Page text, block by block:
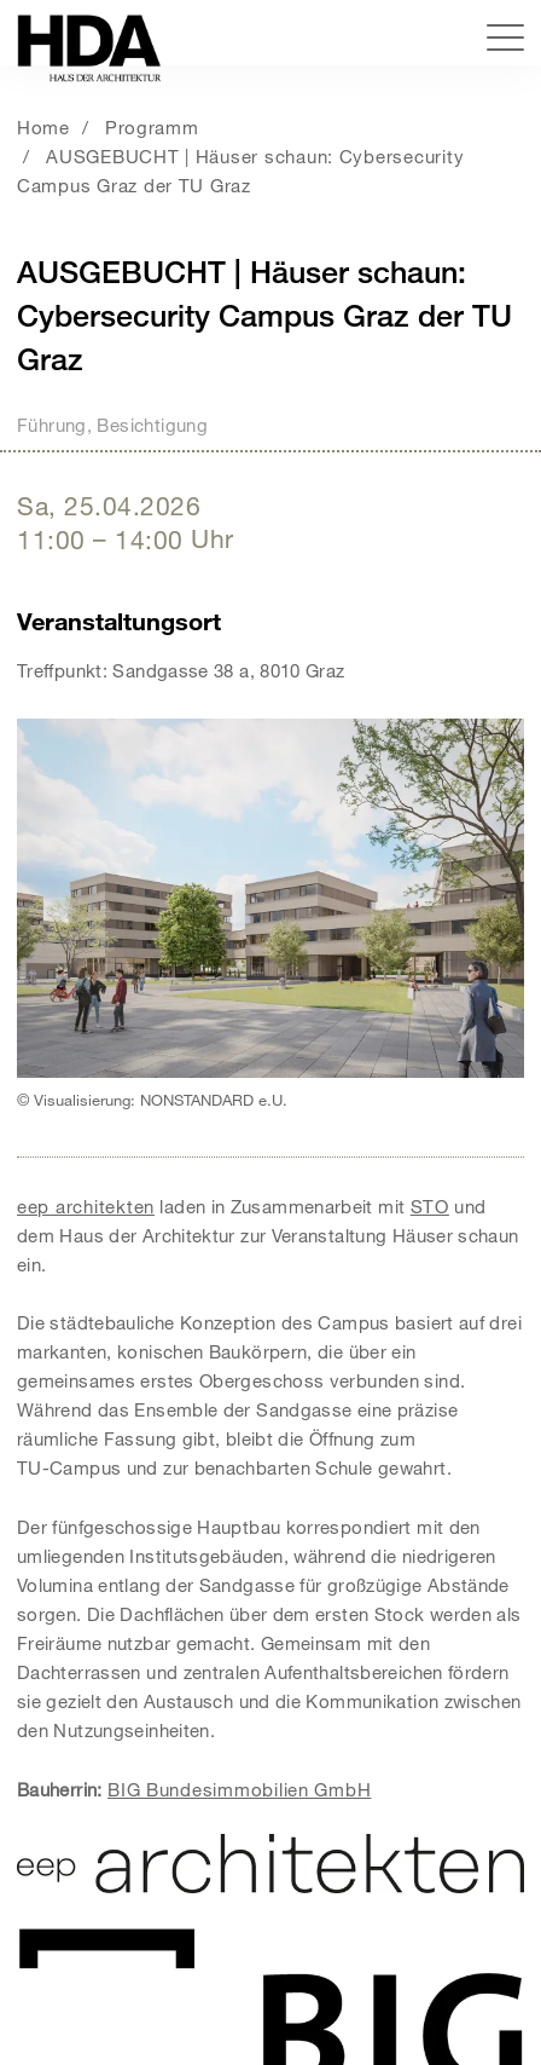
Home
Programm
AUSGEBUCHT | Häuser schaun: Cybersecurity
Campus Graz der TU Graz
AUSGEBUCHT | Häuser schaun:
Cybersecurity Campus Graz der TU
Graz
Führung, Besichtigung
Sa, 25.04.2026
11:00 – 14:00 Uhr
Veranstaltungsort
Treffpunkt: Sandgasse 38 a, 8010 Graz
© Visualisierung: NONSTANDARD e.U.
eep architekten laden in Zusammenarbeit mit STO und
dem Haus der Architektur zur Veranstaltung Häuser schaun
ein.
Die städtebauliche Konzeption des Campus basiert auf drei
markanten, konischen Baukörpern, die über ein
gemeinsames erstes Obergeschoss verbunden sind.
Während das Ensemble der Sandgasse eine präzise
räumliche Fassung gibt, bleibt die Öffnung zum
TU-Campus und zur benachbarten Schule gewahrt.
Der fünfgeschossige Hauptbau korrespondiert mit den
umliegenden Institutsgebäuden, während die niedrigeren
Volumina entlang der Sandgasse für großzügige Abstände
sorgen. Die Dachflächen über dem ersten Stock werden als
Freiräume nutzbar gemacht. Gemeinsam mit den
Dachterrassen und zentralen Aufenthaltsbereichen fördern
sie gezielt den Austausch und die Kommunikation zwischen
den Nutzungseinheiten.
Bauherrin: BIG Bundesimmobilien GmbH